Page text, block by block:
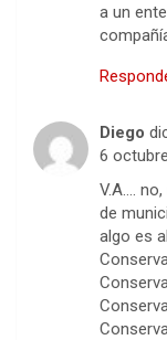
a un
Diego
6
V.A….
de
algo es